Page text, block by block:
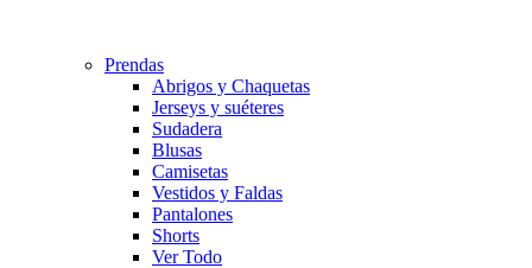
Prendas
Abrigos y Chaquetas
Jerseys y suéteres
Sudadera
Blusas
Camisetas
Vestidos y Faldas
Pantalones
Shorts
Ver Todo